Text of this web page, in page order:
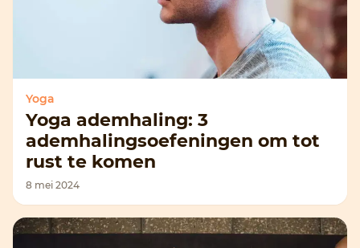
Yoga
Yoga ademhaling: 3
ademhalingsoefeningen om tot
rust te komen
8 mei 2024